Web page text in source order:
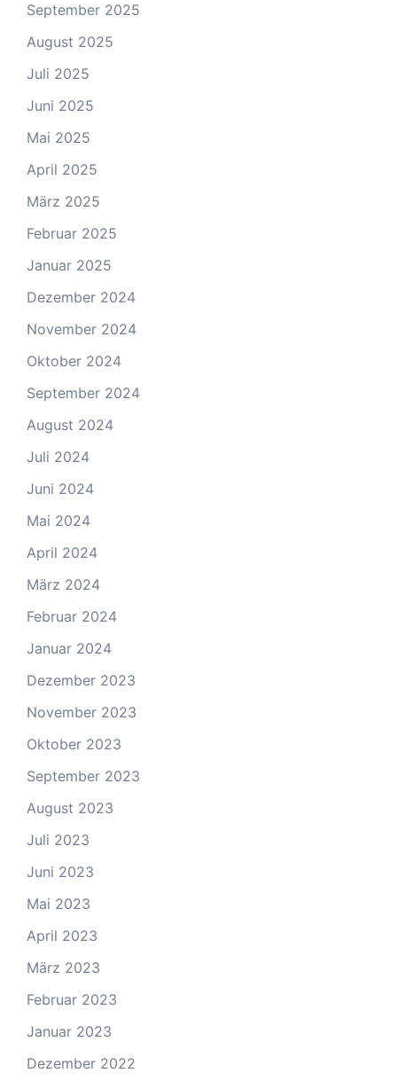
September 2025
August 2025
Juli 2025
Juni 2025
Mai 2025
April 2025
März 2025
Februar 2025
Januar 2025
Dezember 2024
November 2024
Oktober 2024
September 2024
August 2024
Juli 2024
Juni 2024
Mai 2024
April 2024
März 2024
Februar 2024
Januar 2024
Dezember 2023
November 2023
Oktober 2023
September 2023
August 2023
Juli 2023
Juni 2023
Mai 2023
April 2023
März 2023
Februar 2023
Januar 2023
Dezember 2022